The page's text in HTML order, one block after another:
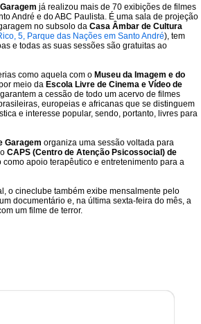
já realizou mais de 70 exibições de filmes
André e do ABC Paulista. É uma sala de projeção
no subsolo da Casa Âmbar de Cultura
5, Parque das Nações em Santo André), tem
e todas as suas sessões são gratuitas ao
como aquela com o Museu da Imagem e do
por meio da Escola Livre de Cinema e Vídeo de
garantem a cessão de todo um acervo de filmes
europeias e africanas que se distinguem
e interesse popular, sendo, portanto, livres para
Garagem organiza uma sessão voltada para
CAPS (Centro de Atenção Psicossocial) de
como apoio terapêutico e entretenimento para a
o cineclube também exibe mensalmente pelo
documentário e, na última sexta-feira do mês, a
um filme de terror.